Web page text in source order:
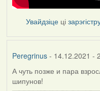
Увайдзіце ці
Peregrinus- 14.12.2021 -
А чуть позже и пара
шипунов!